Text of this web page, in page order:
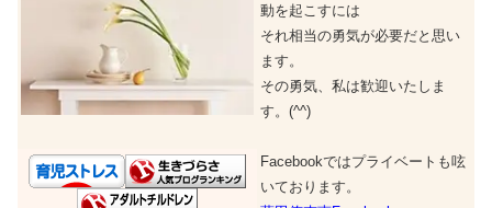
動を起こすには
それ相当の勇気が必要だと思い
ます。
その勇気、私は歓迎いたしま
す。(^^)
Facebookではプライベートも呟
いております。